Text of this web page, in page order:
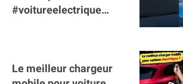
#voitureelectrique
Le meilleur chargeur